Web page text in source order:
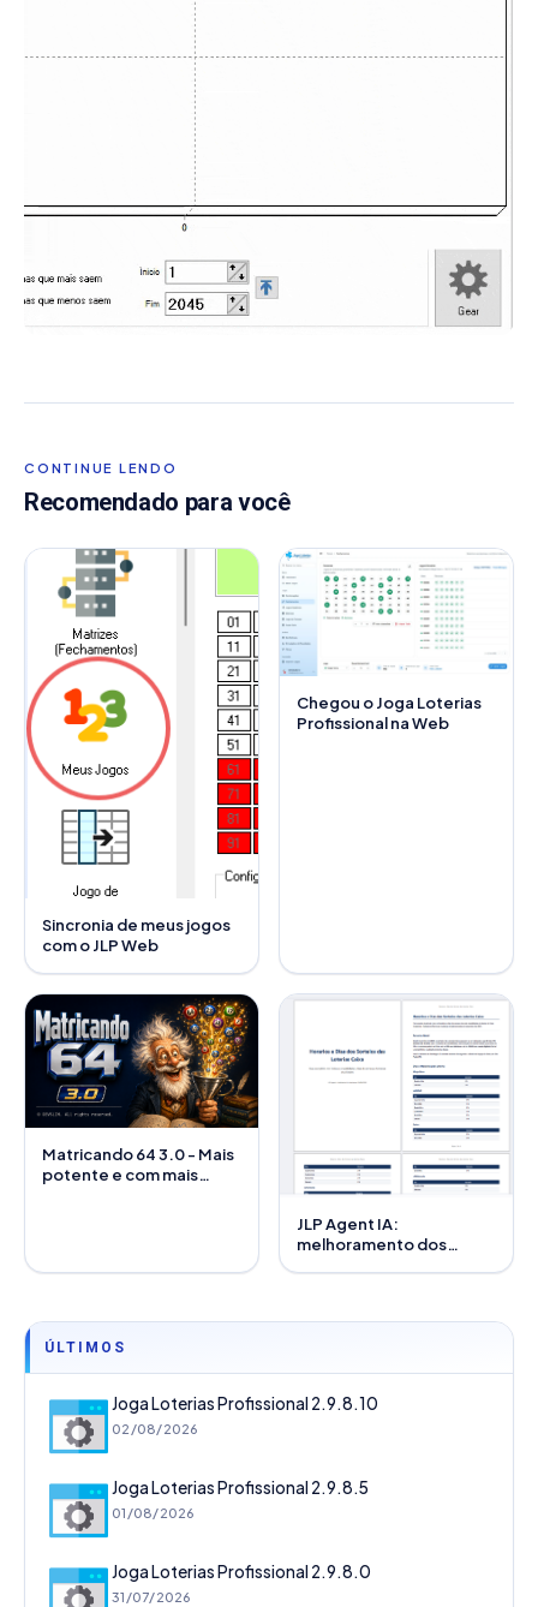
CONTINUE LENDO
Recomendado para você
Sincronia de meus jogos
com o JLP Web
Chegou o Joga Loterias
Profissional na Web
Matricando 64 3.0 - Mais
potente e com mais
JLP Agent IA:
melhoramento dos
ÚLTIMOS
Joga Loterias Profissional 2.9.8.10
02/08/2026
Joga Loterias Profissional 2.9.8.5
01/08/2026
Joga Loterias Profissional 2.9.8.0
31/07/2026